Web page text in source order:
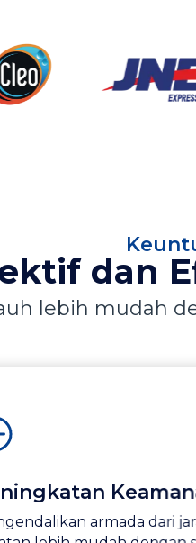
dan
lebih mudah
Keamanan
dari jarak jauh